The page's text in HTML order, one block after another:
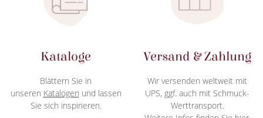
Kataloge
Blättern Sie in
unseren Katalogen und lassen
Sie sich inspirieren.
Versand & Zahlung
Wir versenden weltweit mit
UPS, ggf. auch mit Schmuck-
Werttransport.